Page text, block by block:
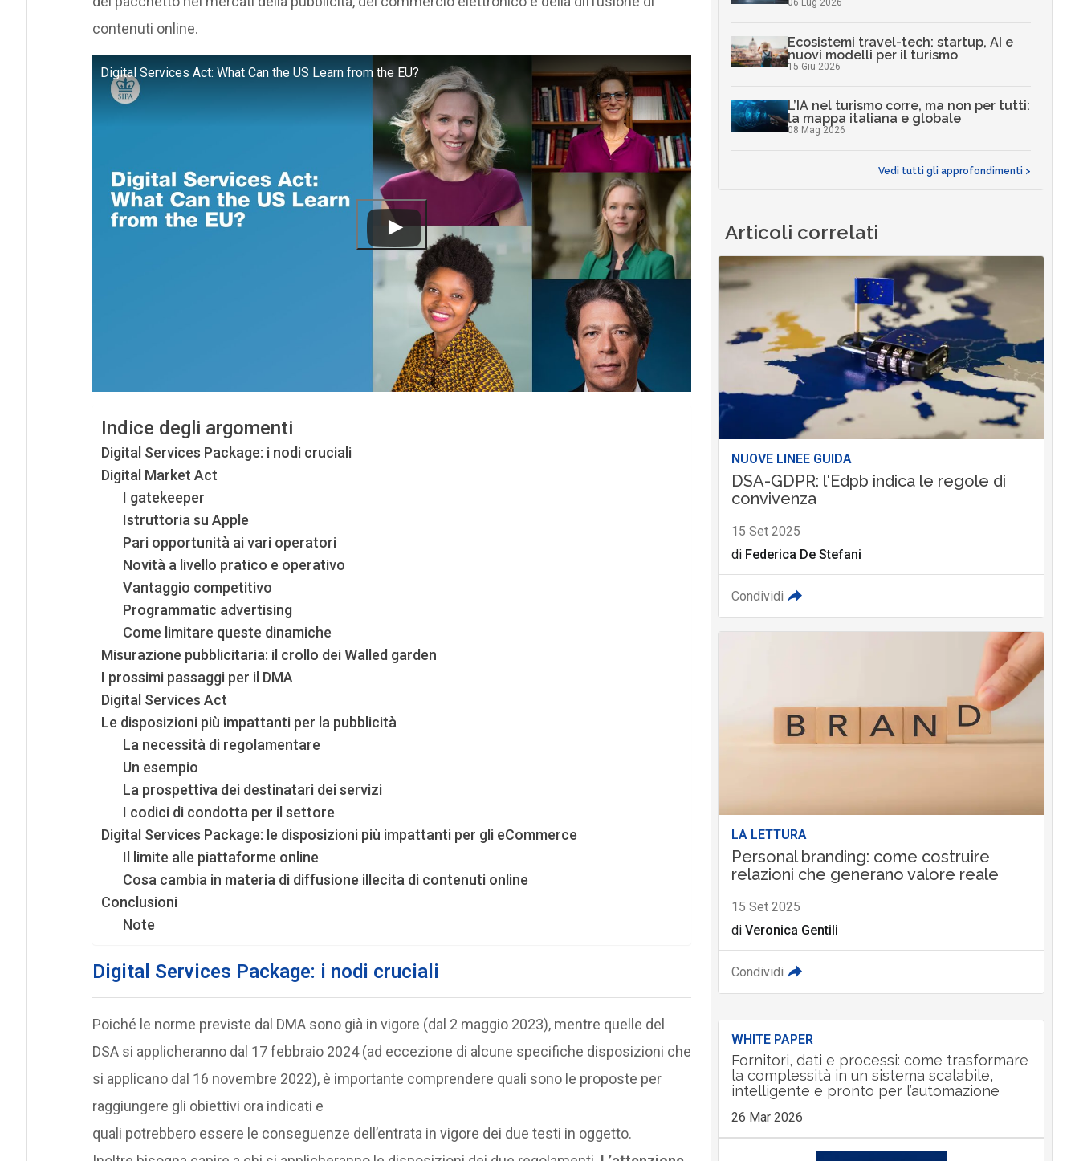
contenuti online.
Digital Services Act: What Can the US Learn from the EU?
Indice degli argomenti
Digital Services Package: i nodi cruciali
Digital Market Act
I gatekeeper
Istruttoria su Apple
Pari opportunità ai vari operatori
Novità a livello pratico e operativo
Vantaggio competitivo
Programmatic advertising
Come limitare queste dinamiche
Misurazione pubblicitaria: il crollo dei Walled garden
I prossimi passaggi per il DMA
Digital Services Act
Le disposizioni più impattanti per la pubblicità
La necessità di regolamentare
Un esempio
La prospettiva dei destinatari dei servizi
I codici di condotta per il settore
Digital Services Package: le disposizioni più impattanti per gli eCommerce
Il limite alle piattaforme online
Cosa cambia in materia di diffusione illecita di contenuti online
Conclusioni
Note
Digital Services Package: i nodi cruciali
Poiché le norme previste dal DMA sono già in vigore (dal 2 maggio 2023), mentre quelle del
DSA si applicheranno dal 17 febbraio 2024 (ad eccezione di alcune specifiche disposizioni che
si applicano dal 16 novembre 2022), è importante comprendere quali sono le proposte per
raggiungere gli obiettivi ora indicati e
quali potrebbero essere le conseguenze dell’entrata in vigore dei due testi in oggetto.
06 Lug 2026
Ecosistemi travel-tech: startup, AI e
nuovi modelli per il turismo
15 Giu 2026
L’IA nel turismo corre, ma non per tutti:
la mappa italiana e globale
08 Mag 2026
Vedi tutti gli approfondimenti >
Articoli correlati
NUOVE LINEE GUIDA
DSA-GDPR: l'Edpb indica le regole di
convivenza
15 Set 2025
di Federica De Stefani
Condividi
LA LETTURA
Personal branding: come costruire
relazioni che generano valore reale
15 Set 2025
di Veronica Gentili
Condividi
WHITE PAPER
Fornitori, dati e processi: come trasformare
la complessità in un sistema scalabile,
intelligente e pronto per l’automazione
26 Mar 2026